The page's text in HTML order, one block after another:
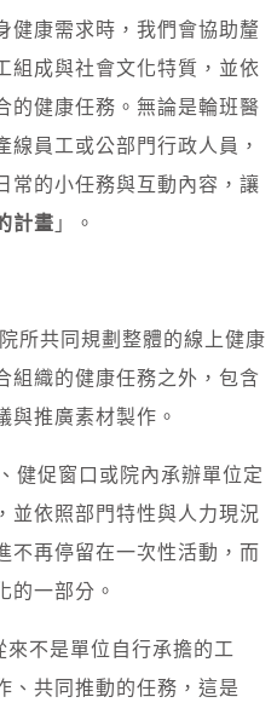
康需求時，我們會協助釐
組成與社會文化特質，並依
的健康任務。無論是輪班醫
員工或公部門行政人員，
常的小任務與互動內容，讓
計畫 」。
共同規劃整體的線上健康
組織的健康任務之外，包含
與推廣素材製作。
健促窗口或院內承辦單位定
並依照部門特性與人力現況
不再停留在一次性活動，而
的一部分。
不是單位自行承擔的工
、共同推動的任務， 這是